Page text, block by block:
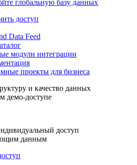
глобальную базу данных
доступ
Data Feed
модули интеграции
проекты для бизнеса
и качество данных
демо-доступе
доступ
данным